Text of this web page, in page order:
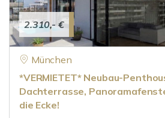
2.310,- €
München
*VERMIETET* Neubau-
Dachterrasse,
die Ecke!